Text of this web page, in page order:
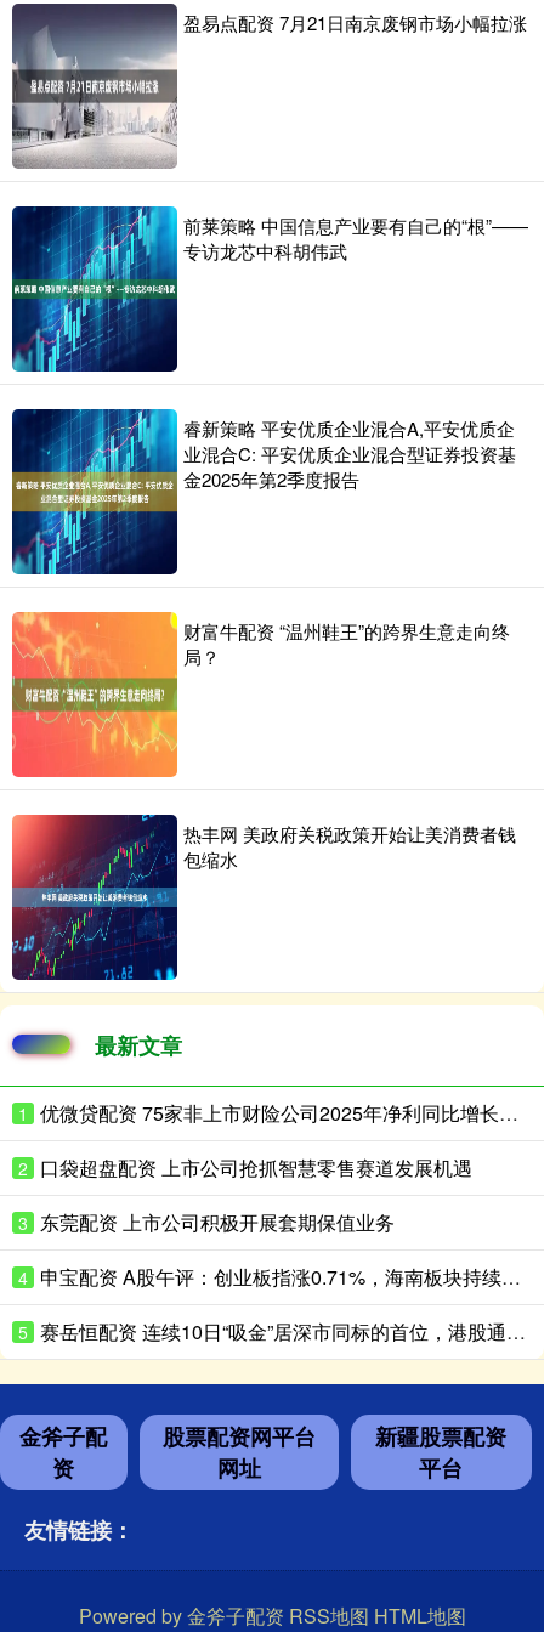
盈易点配资 7月21日南京废钢市场小幅拉涨
前莱策略 中国信息产业要有自己的“根”——
专访龙芯中科胡伟武
睿新策略 平安优质企业混合A,平安优质企
业混合C: 平安优质企业混合型证券投资基
金2025年第2季度报告
财富牛配资 “温州鞋王”的跨界生意走向终
局？
热丰网 美政府关税政策开始让美消费者钱
包缩水
最新文章
1 优微贷配资 75家非上市财险公司2025年净利同比增长超180%
2 口袋超盘配资 上市公司抢抓智慧零售赛道发展机遇
3 东莞配资 上市公司积极开展套期保值业务
4 申宝配资 A股午评：创业板指涨0.71%，海南板块持续走高
5 赛岳恒配资 连续10日“吸金”居深市同标的首位，港股通央企红利ETF天弘（159281）盘中再获净申购600万份，机构：红利资产配置价值凸显
金斧子配
资
股票配资网平台
网址
新疆股票配资
平台
友情链接：
Powered by金斧子配资 RSS地图 HTML地图